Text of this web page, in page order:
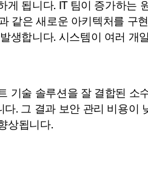
됩니다. IT 팀이 증가하는
같은 새로운 아키텍처를 구
생합니다. 시스템이 여러 개
기술 솔루션을 잘 결합된 소
. 그 결과 보안 관리 비용이
상됩니다.